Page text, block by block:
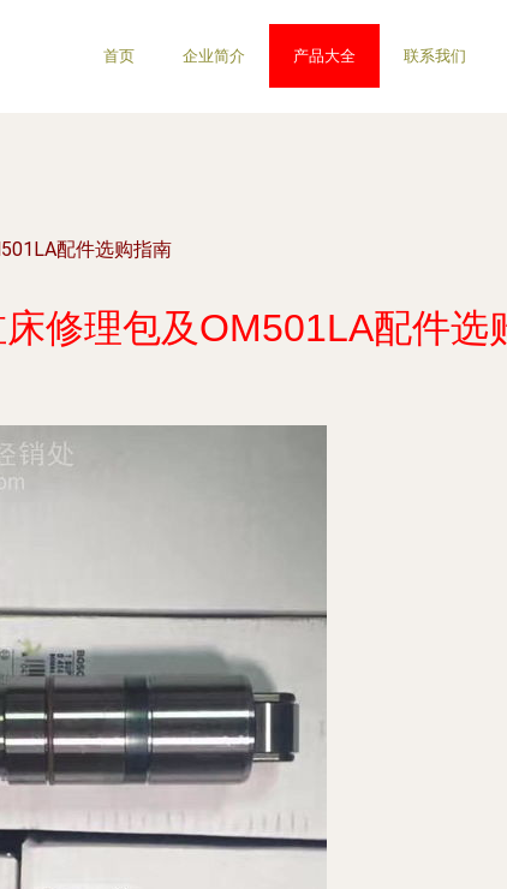
首页 企业简介 产品大全 联系我们
配件选购指南
修理包及OM501LA配件选